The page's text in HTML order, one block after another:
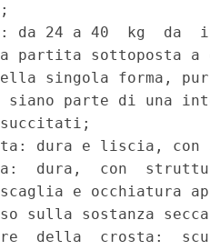
da 24 a 40  kg  da
partita sottoposta a
singola forma,
siano parte di una
succitati;
dura e liscia, con
dura,  con
e occhiatura
sulla sostanza
della  crosta: